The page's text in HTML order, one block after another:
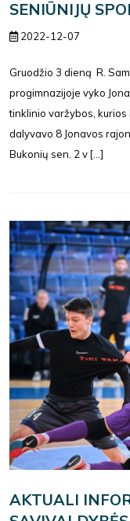
SENIŪNIJŲ
2022-12-07
Gruodžio 3 dieną R.
progimnazijoje vyko
tinklinio varžybos,
dalyvavo 8 Jonavos
Bukonių sen. 2 v [...]
AKTUALI